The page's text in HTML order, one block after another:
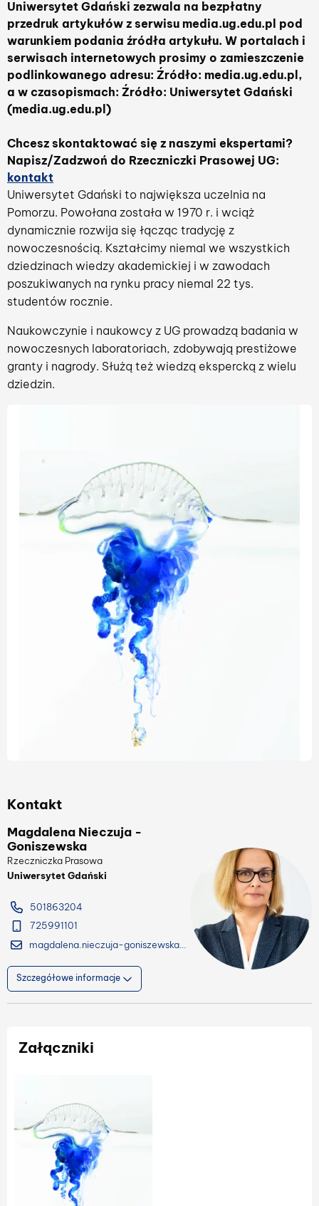
Uniwersytet Gdański zezwala na bezpłatny
przedruk artykułów z serwisu media.ug.edu.pl pod
warunkiem podania źródła artykułu. W portalach i
serwisach internetowych prosimy o zamieszczenie
podlinkowanego adresu: Źródło: media.ug.edu.pl,
a w czasopismach: Źródło: Uniwersytet Gdański
(media.ug.edu.pl)
Chcesz skontaktować się z naszymi ekspertami?
Napisz/Zadzwoń do Rzeczniczki Prasowej UG:
kontakt
Uniwersytet Gdański to największa uczelnia na
Pomorzu. Powołana została w 1970 r. i wciąż
dynamicznie rozwija się łącząc tradycję z
nowoczesnością. Kształcimy niemal we wszystkich
dziedzinach wiedzy akademickiej i w zawodach
poszukiwanych na rynku pracy niemal 22 tys.
studentów rocznie.
Naukowczynie i naukowcy z UG prowadzą badania w
nowoczesnych laboratoriach, zdobywają prestiżowe
granty i nagrody. Służą też wiedzą ekspercką z wielu
dziedzin.
Kontakt
Magdalena Nieczuja -
Goniszewska
Rzeczniczka Prasowa
Uniwersytet Gdański
501863204
725991101
magdalena.nieczuja-goniszewska@ug.edu.pl
Szczegółowe informacje
Załączniki